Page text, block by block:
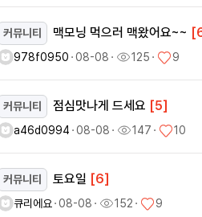
커뮤니티 맥모닝 먹으러 맥왔어요~~
978f0950ㆍ08-08ㆍ 125ㆍ 9
커뮤니티 점심맛나게 드세요 [5]
a46d0994ㆍ08-08ㆍ 147ㆍ 10
커뮤니티 토요일 [6]
큐리에요ㆍ08-08ㆍ 152ㆍ 9